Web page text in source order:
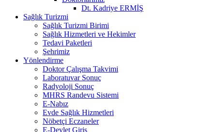
Dt. Kadriye ERMİŞ
Sağlık Turizmi
Sağlık Turizmi Birimi
Sağlık Hizmetleri ve Hekimler
Tedavi Paketleri
Şehrimiz
Yönlendirme
Doktor Çalışma Takvimi
Laboratuvar Sonuç
Radyoloji Sonuç
MHRS Randevu Sistemi
E-Nabız
Evde Sağlık Hizmetleri
Nöbetçi Eczaneler
E-Devlet Giriş